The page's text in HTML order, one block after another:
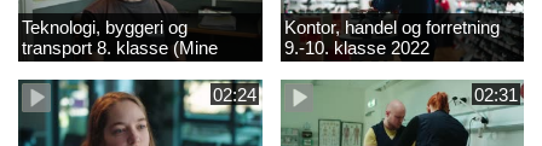
Teknologi, byggeri og
transport 8. klasse (Mine
introkurser) 2022
Kontor, handel og forretning
9.-10. klasse 2022
02:24 02:31